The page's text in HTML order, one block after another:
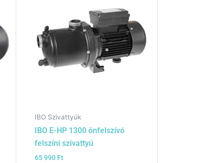
IBO Szivattyúk
IBO E-HP 1300 önfelszívó
felszíni szivattyú
65 990 Ft